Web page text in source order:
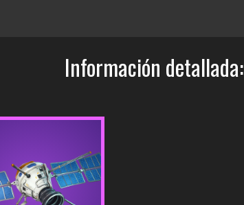
Información detallada: